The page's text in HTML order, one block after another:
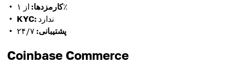
کارمزدها:از ۱٪
KYC: ندارد
پشتیبانی:
Coinbase Commerce